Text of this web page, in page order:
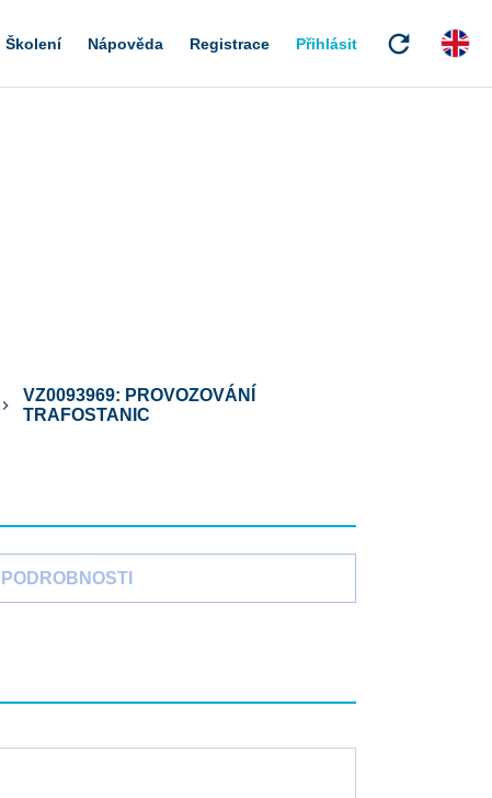
Školení Nápověda Registrace Přihlásit refresh
keyboard_arrow_right
VZ0093969: PROVOZOVÁNÍ
TRAFOSTANIC
PODROBNOSTI